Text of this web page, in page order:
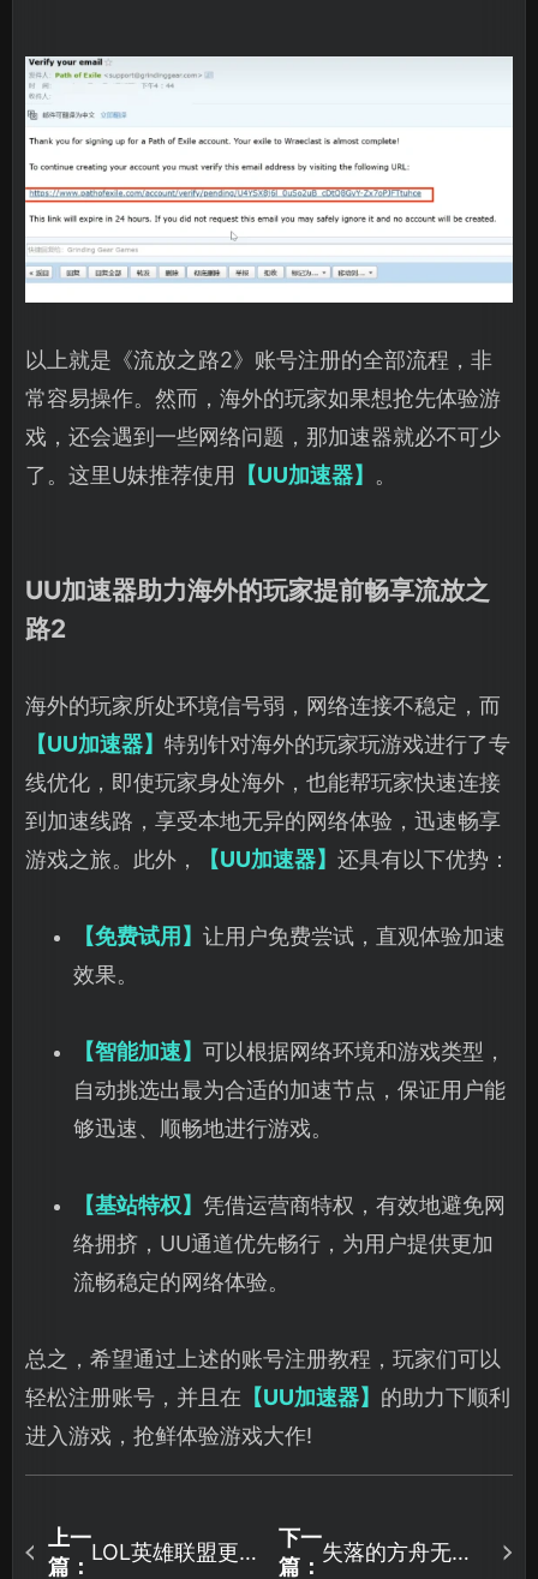
以上就是《流放之路2》账号注册的全部流程，非
常容易操作。然而，海外的玩家如果想抢先体验游
戏，还会遇到一些网络问题，那加速器就必不可少
了。这里U妹推荐使用
【UU加速器】 。
UU加速器助力海外的玩家提前畅享流放之
路2
海外的玩家所处环境信号弱，网络连接不稳定，而
【UU加速器】 特别针对海外的玩家玩游戏进行了专
线优化，即使玩家身处海外，也能帮玩家快速连接
到加速线路，享受本地无异的网络体验，迅速畅享
游戏之旅。此外，
【UU加速器】 还具有以下优势：
【免费试用】 让用户免费尝试，直观体验加速
效果。
【智能加速】 可以根据网络环境和游戏类型，
自动挑选出最为合适的加速节点，保证用户能
够迅速、顺畅地进行游戏。
【基站特权】 凭借运营商特权，有效地避免网
络拥挤，UU通道优先畅行，为用户提供更加
流畅稳定的网络体验。
总之，希望通过上述的账号注册教程，玩家们可以
轻松注册账号，并且在 【UU加速器】 的助力下顺利
进入游戏，抢鲜体验游戏大作!
上一
篇：
LOL英雄联盟更
下一
篇：
失落的方舟无法